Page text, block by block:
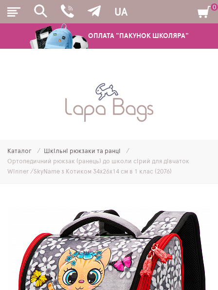
ОПЛАТА "ПАКУНОК ШКОЛЯРА"
UA
ШКІЛЬНІ РЮКЗАКИ ТА РАНЦІ
МОЛОДІЖНІ РЮКЗАКИ
ПЛЯШКИ ДЛЯ ВОДИ
DELUNE
SCHOOL STANDARD
0
Каталог
Шкільні рюкзаки та ранці
Ортопедичний рюкзак (ранець) до школи сірий для дівчаток
Winner /SkyName з Котиком 34х26х14 см в 1 клас (2076)